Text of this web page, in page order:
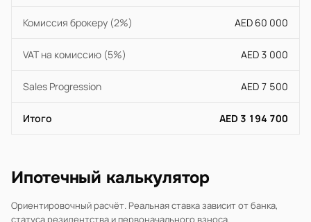
Комиссия брокеру (2%) AED 60 000
VAT на комиссию (5%) AED 3 000
Sales Progression AED 7 500
Итого AED 3 194 700
Ипотечный калькулятор
Ориентировочный расчёт. Реальная ставка зависит от банка,
статуса резидентства и первоначального взноса.